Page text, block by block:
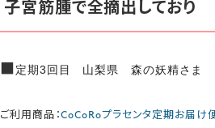
子宮筋腫で全摘出しており
■定期3回目 山梨県 森の妖精さま
ご利用商品：CoCoRoプラセンタ定期お届け